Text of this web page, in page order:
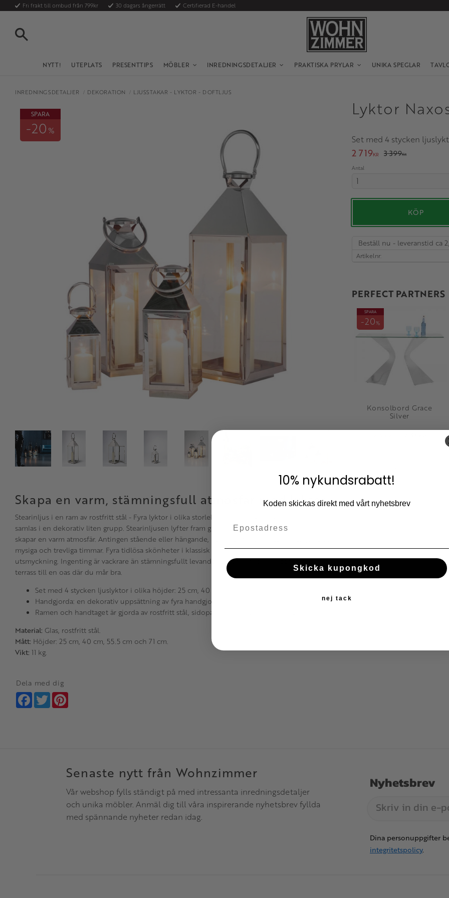
Fri frakt till ombud från 799kr 30 dagars ångerrätt Certifierad E-handel
NYTT! UTEPLATS PRESENTTIPS MÖBLER INREDNINGSDETALJER PRAKTISKA PRYLAR UNIKA SPEGLAR
INREDNINGSDETALJER DEKORATION LJUSSTAKAR - LYKTOR - DOFTLJUS
Lyktor
Set med 4 stycken
SPARA
20 %
Nedsatt pris:
2 719KR Ordinarie pris:
3 399KR
Antal
KÖP
Beställ nu - leveranstid ca
Artikelnr
PERFECT PARTNERS
Konsolbord Grace
Silver
SPARA
20%
Skapa en varm, stämningsfull atmosfär med lyktor
Stearinljus i en ram av rostfritt stål - Fyra lyktor i olika storlekar i polerat, glansigt rostfritt stål
samlas i en dekorativ liten grupp. Stearinljusen lyfter fram glansen i den polerade metallen och
skapar en varm atmosfär. Antingen stående eller hängande, kommer
mysiga och trevliga timmar. Fyra tidlösa skönheter i klassisk lantern-stil utan överdriven
utsmyckning. Ingenting är vackrare än stämningsfullt levande ljus på kvällen, vilket förvandlar din
terrass till en oas där du mår bra.
Set med 4 stycken ljuslyktor i olika höjder: 25 cm, 40 cm, 55.5 cm och 71 cm.
Handgjorda: en dekorativ uppsättning av fyra handgjorda lyktor.
Ramen och handtaget är gjorda av rostfritt stål, sidopanelerna är gjorda av klarglas.
Material: Glas, rostfritt stål.
Mått: Höjder: 25 cm, 40 cm, 55.5 cm och 71 cm.
Vikt: 11 kg.
Dela med dig
Facebook
Twitter
Senaste nytt från Wohnzimmer
Vår webshop fylls ständigt på med intressanta inredningsdetaljer
och unika möbler. Anmäl dig till våra inspirerande nyhetsbrev fyllda
med spännande nyheter redan idag.
Nyhetsbrev
Dina personuppgifter
integritetspolicy.
10% nykundsrabatt!
Koden skickas direkt med vårt nyhetsbrev
Skicka kupongkod
nej tack